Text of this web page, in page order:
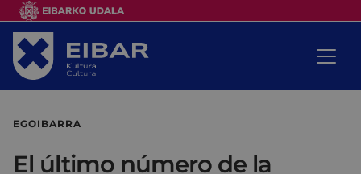
EGOIBARRA
El último número de la